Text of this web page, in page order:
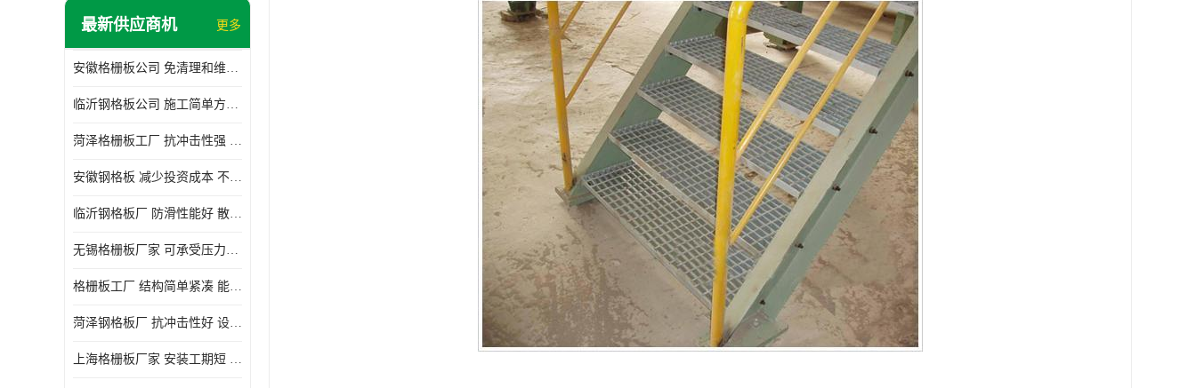
最新供应商机 更多
安徽格栅板公司 免清理和维护 安装需要人工少
临沂钢格板公司 施工简单方便 通风好 减少风阻
菏泽格栅板工厂 抗冲击性强 安装需要人工少
安徽钢格板 减少投资成本 不用清洗和维护
临沂钢格板厂 防滑性能好 散热防爆效果好
无锡格栅板厂家 可承受压力强 安装需要人工少
格栅板工厂 结构简单紧凑 能减少风力破坏
菏泽钢格板厂 抗冲击性好 设计规范 通风透光
上海格栅板厂家 安装工期短 通风好 减少风阻